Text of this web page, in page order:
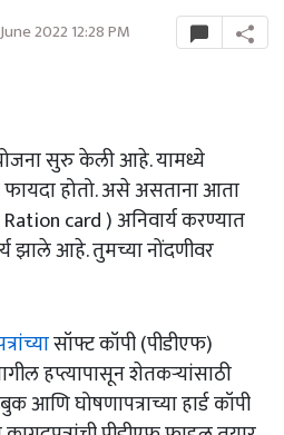
2022 12:28 PM
सुरु केली आहे. यामध्ये
होतो. असे असताना आता
card ) अनिवार्य करण्यात
झाले आहे. तुमच्या नोंदणीवर
सॉफ्ट कॉपी (पीडीएफ)
हप्त्यापासून शेतकऱ्यांसाठी
घोषणापत्राच्या हार्ड कॉपी